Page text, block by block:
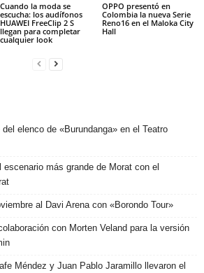
Cuando la moda se
escucha: los audífonos
HUAWEI FreeClip 2 S
llegan para completar
cualquier look
OPPO presentó en
Colombia la nueva Serie
Reno16 en el Maloka City
Hall
elenco de «Burundanga» en el Teatro
más grande de Morat con el
al Davi Arena con «Borondo Tour»
con Morten Veland para la versión
Méndez y Juan Pablo Jaramillo llevaron el